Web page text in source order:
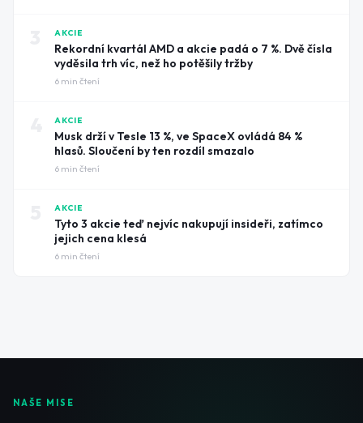
AKCIE
Rekordní kvartál AMD a akcie padá o 7 %. Dvě čísla
vyděsila trh víc, než ho potěšily tržby
6 min čtení
AKCIE
Musk drží v Tesle 13 %, ve SpaceX ovládá 84 %
hlasů. Sloučení by ten rozdíl smazalo
6 min čtení
AKCIE
Tyto 3 akcie teď nejvíc nakupují insideři, zatímco
jejich cena klesá
6 min čtení
NAŠE MISE